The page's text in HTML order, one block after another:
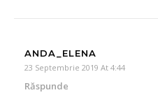
ANDA_ELENA
23 Septembrie 2019 At 4:44
Răspunde